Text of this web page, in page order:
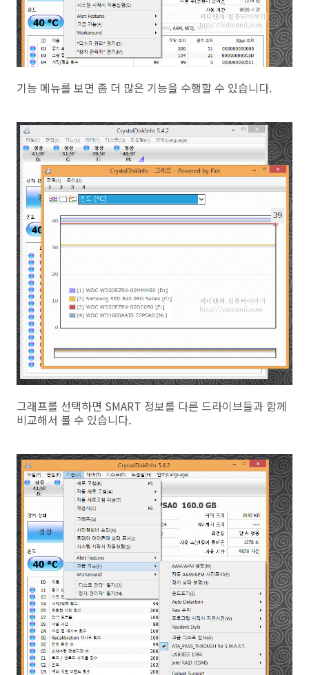
기능 메뉴를 보면 좀 더 많은 기능을 수행할 수 있습니다.
그래프를 선택하면 SMART 정보를 다른 드라이브들과 함께
비교해서 볼 수 있습니다.